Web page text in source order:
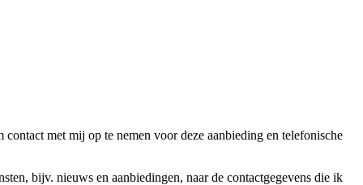
met mij op te nemen voor deze aanbieding en telefonische
bijv. nieuws en aanbiedingen, naar de contactgegevens die ik